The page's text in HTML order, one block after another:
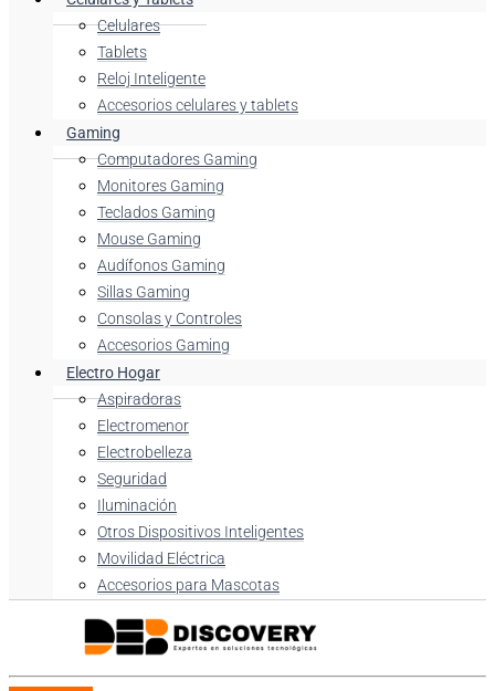
Celulares
Tablets
Reloj Inteligente
Accesorios celulares y tablets
Gaming
Computadores Gaming
Monitores Gaming
Teclados Gaming
Mouse Gaming
Audífonos Gaming
Sillas Gaming
Consolas y Controles
Accesorios Gaming
Electro Hogar
Aspiradoras
Electromenor
Electrobelleza
Seguridad
Iluminación
Otros Dispositivos Inteligentes
Movilidad Eléctrica
Accesorios para Mascotas